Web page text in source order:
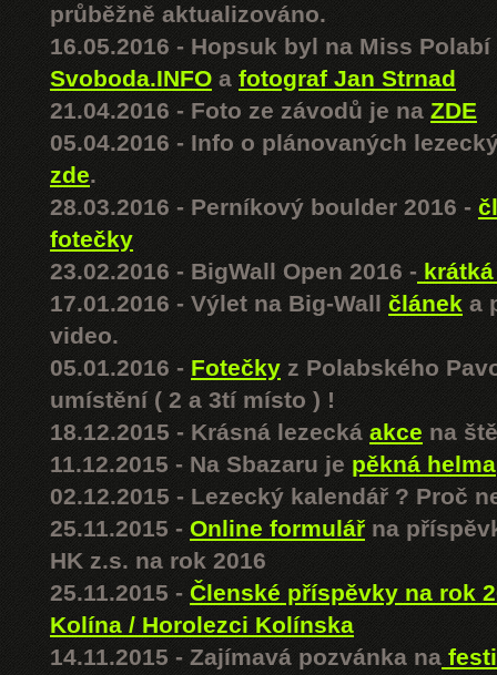
průběžně aktualizováno.
16.05.2016 - Hopsuk byl na Miss
Svoboda.INFO a fotograf Jan Strnad
21.04.2016 - Foto ze závodů je na ZDE
05.04.2016 - Info o plánovaných
zde.
28.03.2016 - Perníkový boulder 2016 -
fotečky
23.02.2016 - BigWall Open 2016 -
17.01.2016 - Výlet na Big-Wall článek a
video.
05.01.2016 - Fotečky z Polabského
umístění ( 2 a 3tí místo ) !
18.12.2015 - Krásná lezecká akce na
11.12.2015 - Na Sbazaru je pěkná helma
02.12.2015 - Lezecký kalendář ? Proč
25.11.2015 - Online formulář na
HK z.s. na rok 2016
25.11.2015 - Členské příspěvky na rok
Kolína / Horolezci Kolínska
14.11.2015 - Zajímavá pozvánka na